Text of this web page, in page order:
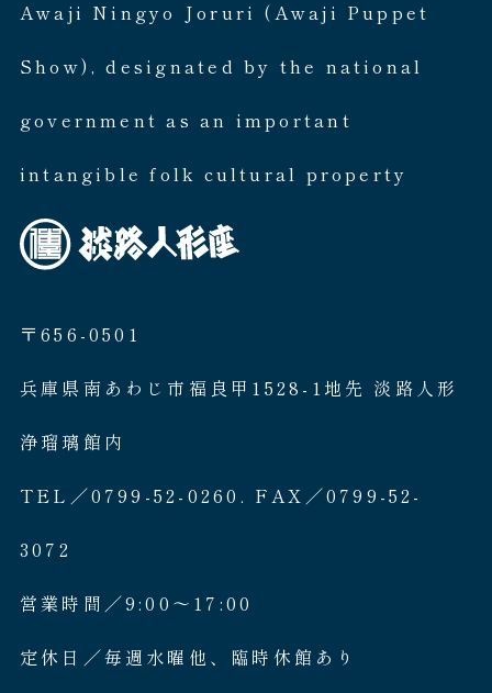
Awaji Ningyo Joruri (Awaji Puppet
Show), designated by the national
government as an important
intangible folk cultural property
〒656-0501
兵庫県南あわじ市福良甲1528-1地先 淡路人形
浄瑠璃館内
TEL／0799-52-0260. FAX／0799-52-
3072
営業時間／9:00〜17:00
定休日／毎週水曜他、臨時休館あり